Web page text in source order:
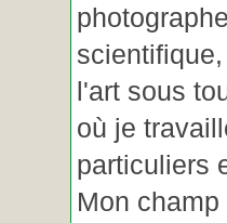
l'art sous
où je
particuliers
Mon